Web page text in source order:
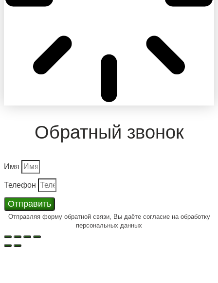
Обратный звонок
Имя
Телефон
Отправить
Отправляя форму обратной связи, Вы даёте согласие на обработку
персональных данных